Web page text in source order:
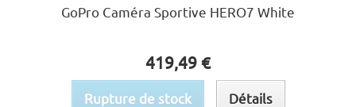
GoPro Caméra Sportive HERO7 White
419,49 €
Rupture de stock Détails